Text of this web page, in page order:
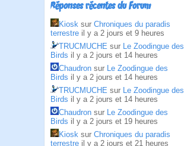
Réponses récentes du Forum
Kiosk sur Chroniques du paradis
terrestre il y a 2 jours et 9 heures
TRUCMUCHE sur Le Zoodingue des
Birds il y a 2 jours et 14 heures
Chaudron sur Le Zoodingue des
Birds il y a 2 jours et 14 heures
TRUCMUCHE sur Le Zoodingue des
Birds il y a 2 jours et 14 heures
Chaudron sur Le Zoodingue des
Birds il y a 2 jours et 19 heures
Kiosk sur Chroniques du paradis
terrestre il y a 2 jours et 21 heures